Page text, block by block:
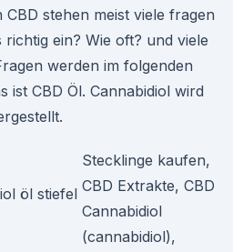
stehen meist viele fragen
ein? Wie oft? und viele
werden im folgenden
ist CBD Öl. Cannabidiol wird
Stecklinge kaufen,
CBD Extrakte, CBD
Cannabidiol
(cannabidiol),